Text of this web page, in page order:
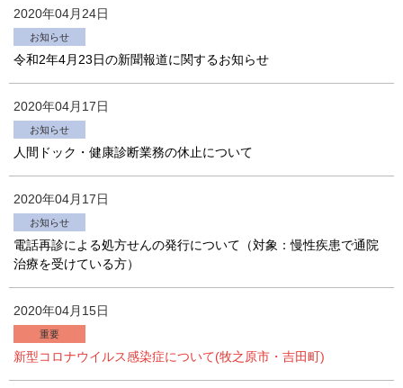
2020年04月24日
お知らせ
令和2年4月23日の新聞報道に関するお知らせ
2020年04月17日
お知らせ
人間ドック・健康診断業務の休止について
2020年04月17日
お知らせ
電話再診による処方せんの発行について（対象：慢性疾患で通院
治療を受けている方）
2020年04月15日
重要
新型コロナウイルス感染症について(牧之原市・吉田町)